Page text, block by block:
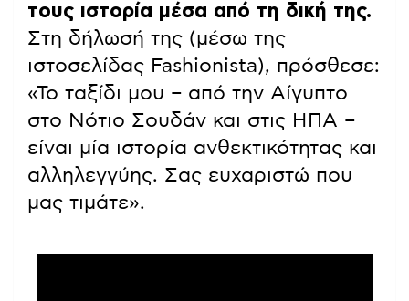
τους ιστορία μέσα από τη δική της.
Στη δήλωσή της (μέσω της
ιστοσελίδας Fashionista), πρόσθεσε:
«Το ταξίδι μου – από την Αίγυπτο
στο Νότιο Σουδάν και στις ΗΠΑ –
είναι μία ιστορία ανθεκτικότητας και
αλληλεγγύης. Σας ευχαριστώ που
μας τιμάτε».